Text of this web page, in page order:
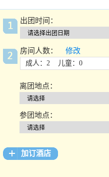
出团时间：
房间人数： 修改
成人：2 儿童：0
离团地点：
参团地点：
加订酒店